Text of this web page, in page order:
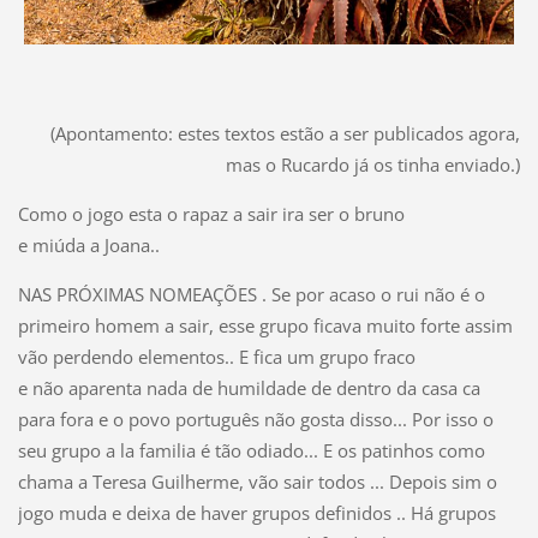
(Apontamento: estes textos estão a ser publicados agora,
mas o Rucardo já os tinha enviado.)
Como o jogo esta o rapaz a sair ira ser o bruno
e miúda a Joana..
NAS PRÓXIMAS NOMEAÇÕES . Se por acaso o rui não é o
primeiro homem a sair, esse grupo ficava muito forte assim
vão perdendo elementos.. E fica um grupo fraco
e não aparenta nada de humildade de dentro da casa ca
para fora e o povo português não gosta disso... Por isso o
seu grupo a la familia é tão odiado... E os patinhos como
chama a Teresa Guilherme, vão sair todos ... Depois sim o
jogo muda e deixa de haver grupos definidos .. Há grupos